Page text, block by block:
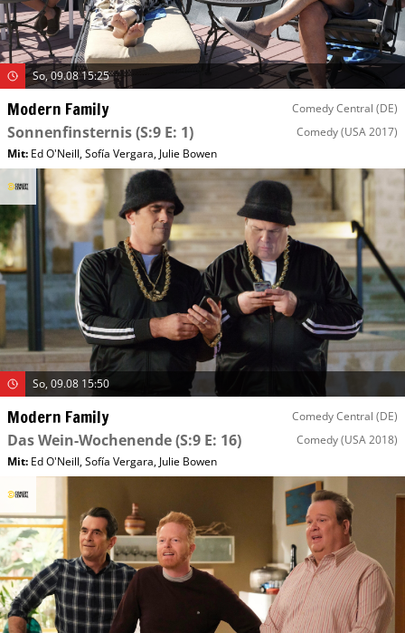
So, 09.08 15:25
Modern Family Comedy Central (DE)
Sonnenfinsternis(S:9 E: 1) Comedy(USA 2017)
Mit: Ed O'Neill,Sofía Vergara, Julie Bowen
So, 09.08 15:50
Modern Family Comedy Central (DE)
Das Wein-Wochenende(S:9 E: 16) Comedy(USA 2018)
Mit: Ed O'Neill,Sofía Vergara, Julie Bowen